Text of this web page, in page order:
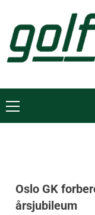
Oslo GK
årsjubileum